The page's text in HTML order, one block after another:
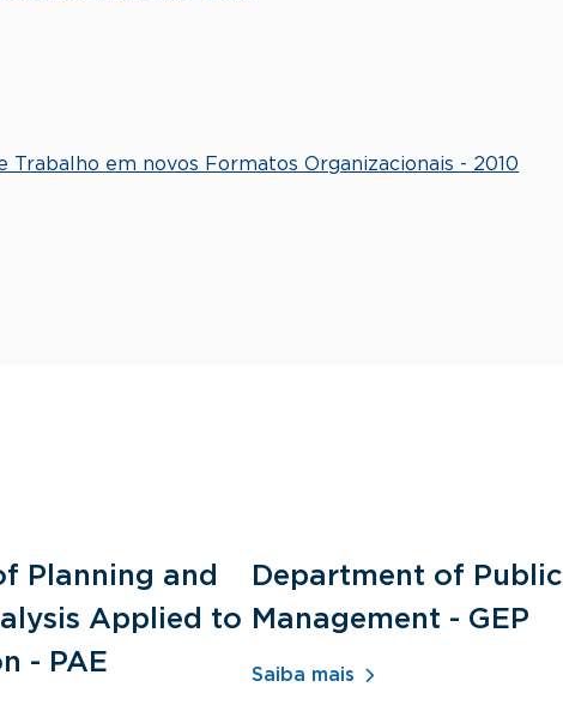
em novos Formatos Organizacionais - 2010
Planning and
Applied to
- PAE
Department of Public
Management - GEP
Saiba mais